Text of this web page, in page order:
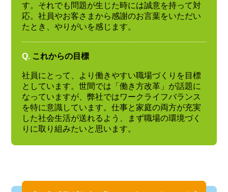
す。それでも問題が生じた時には誠意を持って対
応。社員やお客さまから感謝のお言葉をいただい
たとき、やりがいを感じます。
Q. これからの目標
社員にとって、より働きやすい職場づくりを目標
としています。世間では「働き方改革」が話題に
なっていますが、弊社ではワークライフバランス
を特に意識しています。仕事と家庭の両方が充実
した社会生活が送れるよう、まず職場の環境づく
りに取り組みたいと思います。